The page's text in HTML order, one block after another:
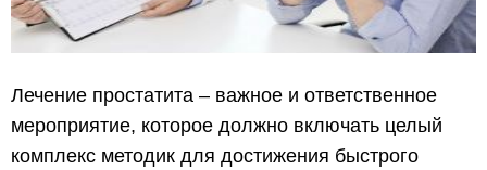
Лечение простатита – важное и ответственное
мероприятие, которое должно включать целый
комплекс методик для достижения быстрого